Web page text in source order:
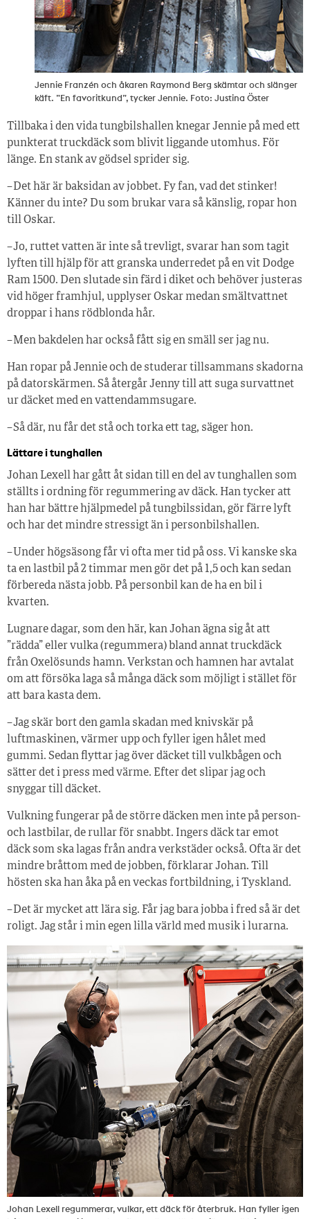
Jennie Franzén och åkaren Raymond Berg skämtar och slänger
käft. ”En favoritkund”, tycker Jennie. Foto: Justina Öster
Tillbaka i den vida tungbilshallen knegar Jennie på med ett
punkterat truckdäck som blivit liggande utomhus. För
länge. En stank av gödsel sprider sig.
– Det här är baksidan av jobbet. Fy fan, vad det stinker!
Känner du inte? Du som brukar vara så känslig, ropar hon
till Oskar.
– Jo, ruttet vatten är inte så trevligt, svarar han som tagit
lyften till hjälp för att granska underredet på en vit Dodge
Ram 1500. Den slutade sin färd i diket och behöver justeras
vid höger framhjul, upplyser Oskar medan smältvattnet
droppar i hans rödblonda hår.
– Men bakdelen har också fått sig en smäll ser jag nu.
Han ropar på Jennie och de studerar tillsammans skadorna
på datorskärmen. Så återgår Jenny till att suga survattnet
ur däcket med en vattendammsugare.
– Så där, nu får det stå och torka ett tag, säger hon.
Lättare i tunghallen
Johan Lexell har gått åt sidan till en del av tunghallen som
ställts i ordning för regummering av däck. Han tycker att
han har bättre hjälpmedel på tungbilssidan, gör färre lyft
och har det mindre stressigt än i personbilshallen.
– Under högsäsong får vi ofta mer tid på oss. Vi kanske ska
ta en lastbil på 2 timmar men gör det på 1,5 och kan sedan
förbereda nästa jobb. På personbil kan de ha en bil i
kvarten.
Lugnare dagar, som den här, kan Johan ägna sig åt att
”rädda” eller vulka (regummera) bland annat truckdäck
från Oxelösunds hamn. Verkstan och hamnen har avtalat
om att försöka laga så många däck som möjligt i stället för
att bara kasta dem.
– Jag skär bort den gamla skadan med knivskär på
luftmaskinen, värmer upp och fyller igen hålet med
gummi. Sedan flyttar jag över däcket till vulkbågen och
sätter det i press med värme. Efter det slipar jag och
snyggar till däcket.
Vulkning fungerar på de större däcken men inte på person-
och lastbilar, de rullar för snabbt. Ingers däck tar emot
däck som ska lagas från andra verkstäder också. Ofta är det
mindre bråttom med de jobben, förklarar Johan. Till
hösten ska han åka på en veckas fortbildning, i Tyskland.
– Det är mycket att lära sig. Får jag bara jobba i fred så är det
roligt. Jag står i min egen lilla värld med musik i lurarna.
Johan Lexell regummerar, vulkar, ett däck för återbruk. Han fyller igen